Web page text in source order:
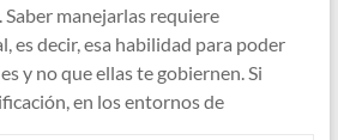
Saber manejarlas requiere
es decir, esa habilidad para poder
y no que ellas te gobiernen. Si
en los entornos de